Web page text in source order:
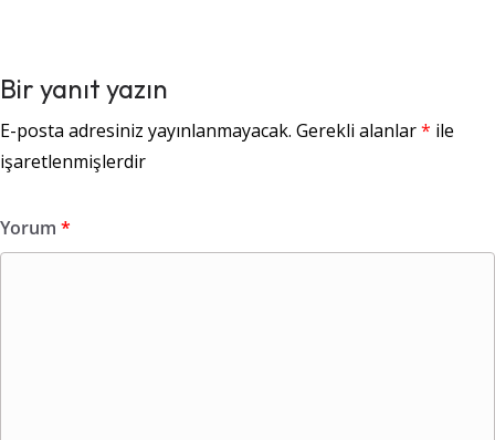
Bir yanıt yazın
E-posta adresiniz yayınlanmayacak. Gerekli alanlar* ile
işaretlenmişlerdir
Yorum *